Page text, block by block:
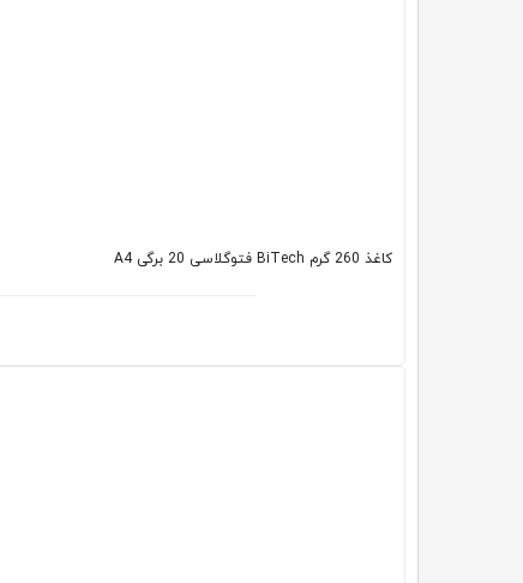
کاغذ 260 گرم BiTech فتوگلاسی 20 برگی A4